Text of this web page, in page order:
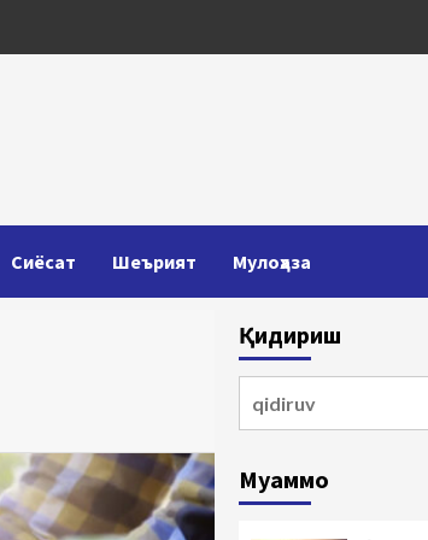
Сиёсат Шеърият Мулоҳаза
Қидириш
Муаммо